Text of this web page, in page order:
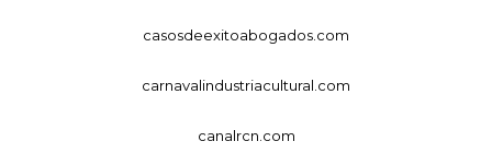
casosdeexitoabogados.com
carnavalindustriacultural.com
canalrcn.com